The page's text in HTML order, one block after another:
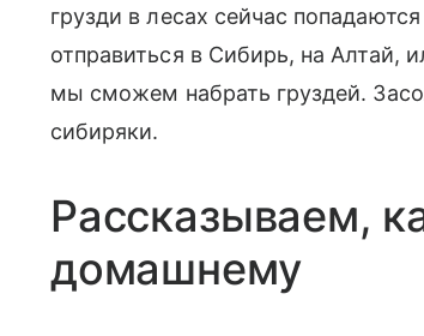
грузди в лесах сейчас
отправиться в Сибирь, на Алтай,
мы сможем набрать груздей.
сибиряки.
Рассказываем,
домашнему